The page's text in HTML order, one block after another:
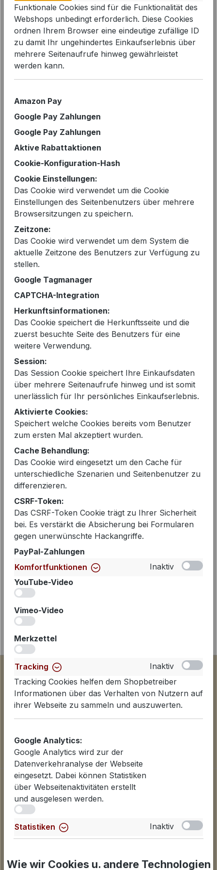
Bildergalerie überspringen
Verkaufspreis:
49,99 € %
79,00 €*
Sie sparen 37%
vorher 79,00 €
Preise inkl. MwSt. zzgl. Versandkosten
Sofort verfügbar, Lieferzeit: 2-5 Tage
Farbeauswählen
ECRU-BLACK
Größeauswählen
S - 36
M - 38
Produkt Anzahl: Gib den
In den Warenkorb
EAN: 2000292420522
Artikelnummer:S25F1589
Beschreibung
Schmales Streifenshirt in schwarz -
& Ink in einer sehr angenehm zu
tragenden Baumw…
Mehr
Informationen
Datenschutzerklärung
Lieferinformationen
AGB
Widerrufsbelehrung
Funktionale Cookies sind für die Funktionalität des
Webshops unbedingt erforderlich. Diese Cookies
ordnen Ihrem Browser eine eindeutige zufällige ID
zu damit Ihr ungehindertes Einkaufserlebnis über
mehrere Seitenaufrufe hinweg gewährleistet
werden kann.
Amazon Pay
Google Pay Zahlungen
Google Pay Zahlungen
Aktive Rabattaktionen
Cookie-Konfiguration-Hash
Cookie Einstellungen:
Das Cookie wird verwendet um die Cookie
Einstellungen des Seitenbenutzers über mehrere
Browsersitzungen zu speichern.
Zeitzone:
Das Cookie wird verwendet um dem System die
aktuelle Zeitzone des Benutzers zur Verfügung zu
stellen.
Google Tagmanager
CAPTCHA-Integration
Herkunftsinformationen:
Das Cookie speichert die Herkunftsseite und die
zuerst besuchte Seite des Benutzers für eine
weitere Verwendung.
Session:
Das Session Cookie speichert Ihre Einkaufsdaten
über mehrere Seitenaufrufe hinweg und ist somit
unerlässlich für Ihr persönliches Einkaufserlebnis.
Aktivierte Cookies:
Speichert welche Cookies bereits vom Benutzer
zum ersten Mal akzeptiert wurden.
Cache Behandlung:
Das Cookie wird eingesetzt um den Cache für
unterschiedliche Szenarien und Seitenbenutzer zu
differenzieren.
CSRF-Token:
Das CSRF-Token Cookie trägt zu Ihrer Sicherheit
bei. Es verstärkt die Absicherung bei Formularen
gegen unerwünschte Hackangriffe.
PayPal-Zahlungen
Komfortfunktionen
Inaktiv
YouTube-Video
Vimeo-Video
Merkzettel
Tracking
Inaktiv
Tracking Cookies helfen dem Shopbetreiber
Informationen über das Verhalten von Nutzern auf
ihrer Webseite zu sammeln und auszuwerten.
Google Analytics:
Google Analytics wird zur der
Datenverkehranalyse der Webseite
eingesetzt. Dabei können Statistiken
über Webseitenaktivitäten erstellt
und ausgelesen werden.
Statistiken
Inaktiv
Für Statistiken und Shop-Performance-Metriken
Wie wir Cookies u. andere Technologien